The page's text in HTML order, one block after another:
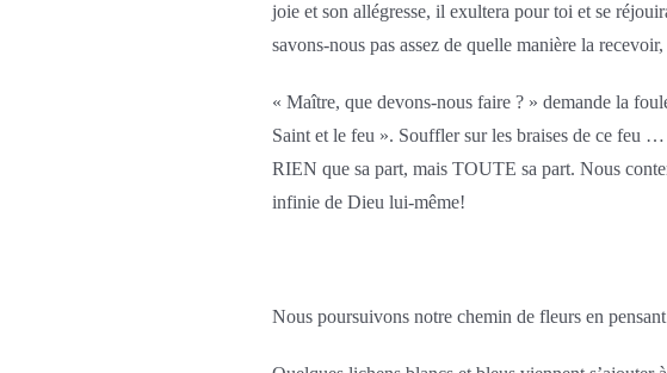
joie et son allégresse, il exultera pour toi et se
savons-nous pas assez de quelle manière la
« Maître, que devons-nous faire ? » demande la
Saint et le feu ». Souffler sur les braises de ce feu
RIEN que sa part, mais TOUTE sa part. Nous
infinie de Dieu lui-même!
Nous poursuivons notre chemin de fleurs en